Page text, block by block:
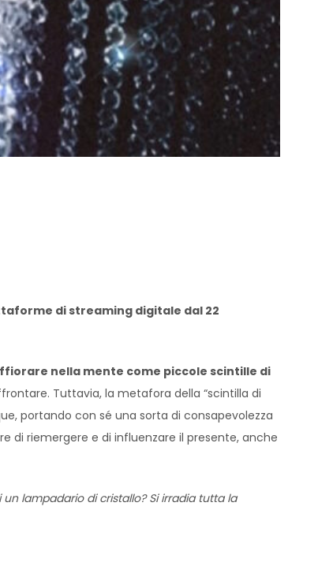
di streaming digitale dal 22
nella mente come piccole scintille di
Tuttavia, la metafora della “scintilla di
portando con sé una sorta di consapevolezza
di riemergere e di influenzare il presente, anche
lampadario di cristallo? Si irradia tutta la